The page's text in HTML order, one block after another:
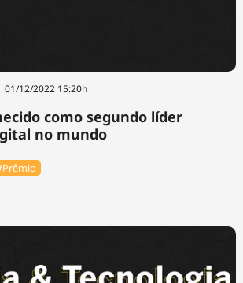
01/12/2022 15:20h
como segundo líder
no mundo